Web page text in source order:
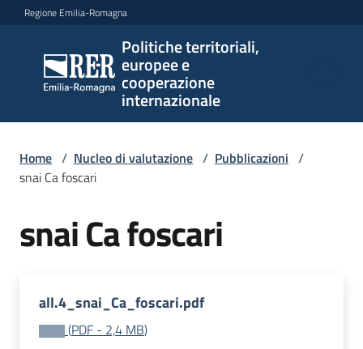
Vai al contenuto
Vai alla navigazione
Vai al footer
Regione Emilia-Romagna
Politiche territoriali,
europee e
cooperazione
internazionale
Politiche
territoriali,
europee e
cooperazione
Servizi
Home / Nucleo di valutazione / Pubblicazioni /
snai Ca foscari
snai Ca foscari
all.4_snai_Ca_foscari.pdf
(PDF - 2,4 MB)